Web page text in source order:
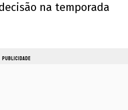
na temporada
PUBLICIDADE